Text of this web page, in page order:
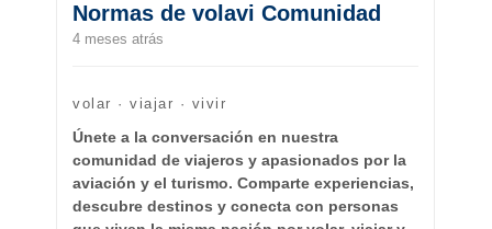
Normas de volavi Comunidad
4 meses atrás
volar · viajar · vivir
Únete a la conversación en nuestra
comunidad de viajeros y apasionados por la
aviación y el turismo. Comparte experiencias,
descubre destinos y conecta con personas